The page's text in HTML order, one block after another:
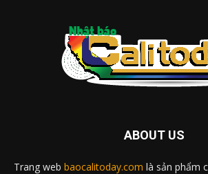
ABOUT US
Trang web baocalitoday.com là sản phẩm